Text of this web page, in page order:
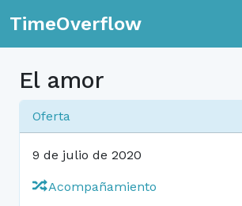
TimeOverflow
El amor
Oferta
9 de julio de 2020
Acompañamiento